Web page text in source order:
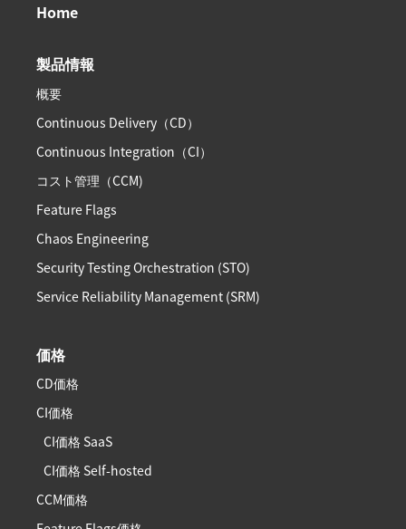
Home
製品情報
概要
Continuous Delivery（CD）
Continuous Integration（CI）
コスト管理（CCM)
Feature Flags
Chaos Engineering
Security Testing Orchestration (STO)
Service Reliability Management (SRM)
価格
CD価格
CI価格
CI価格 SaaS
CI価格 Self-hosted
CCM価格